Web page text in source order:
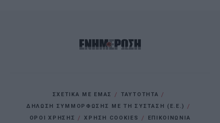
ΣΧΕΤΙΚΑ ΜΕ ΕΜΑΣ
ΤΑΥΤΟΤΗΤΑ
ΔΗΛΩΣΗ ΣΥΜΜΟΡΦΩΣΗΣ ΜΕ ΤΗ ΣΥΣΤΑΣΗ (Ε.Ε.)
ΌΡΟΙ ΧΡΗΣΗΣ
ΧΡΗΣΗ COOKIES ΕΠΙΚΟΙΝΩΝΙΑ